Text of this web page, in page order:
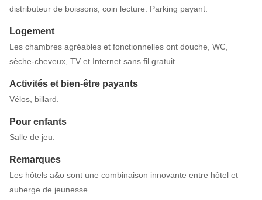
distributeur de boissons, coin lecture. Parking payant.
Logement
Les chambres agréables et fonctionnelles ont douche, WC,
sèche-cheveux, TV et Internet sans fil gratuit.
Activités et bien-être payants
Vélos, billard.
Pour enfants
Salle de jeu.
Remarques
Les hôtels a&o sont une combinaison innovante entre hôtel et
auberge de jeunesse.